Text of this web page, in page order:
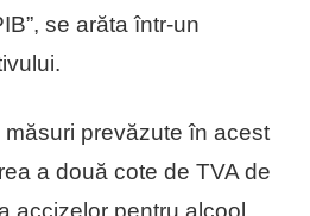
se arăta într-un
prevăzute în acest
a două cote de TVA de
accizelor pentru alcool,